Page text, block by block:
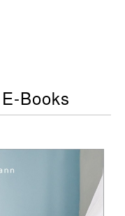
Books